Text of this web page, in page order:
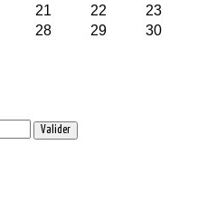
21 22
23
28 29
30
Valider